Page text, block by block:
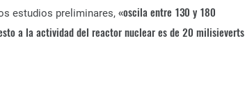
estudios preliminares, «oscila entre 130 y 180
a la actividad del reactor nuclear es de 20 milisieverts